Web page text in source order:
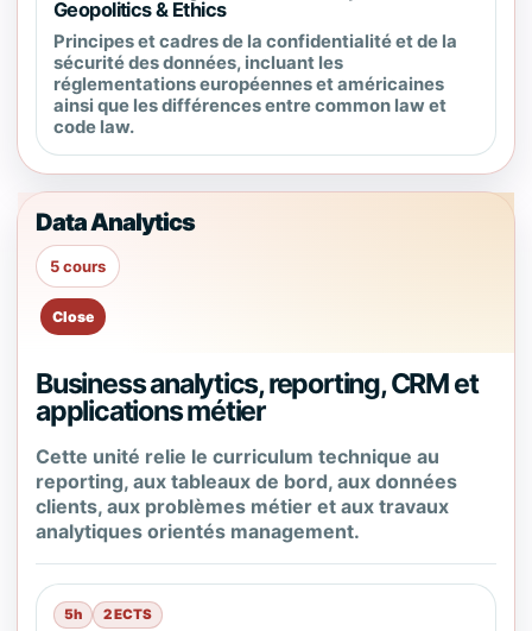
Geopolitics & Ethics
Principes et cadres de la confidentialité et de la
sécurité des données, incluant les
réglementations européennes et américaines
ainsi que les différences entre common law et
code law.
Data Analytics
5 cours
Business analytics, reporting, CRM et
applications métier
Cette unité relie le curriculum technique au
reporting, aux tableaux de bord, aux données
clients, aux problèmes métier et aux travaux
analytiques orientés management.
5h 2 ECTS